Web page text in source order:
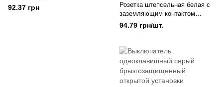
92.37 грн
Розетка штепсельная белая с
заземляющим контактом
брызгозащищенная открытой
установки (Пралеска РА16-303)
94.79 грн/шт.